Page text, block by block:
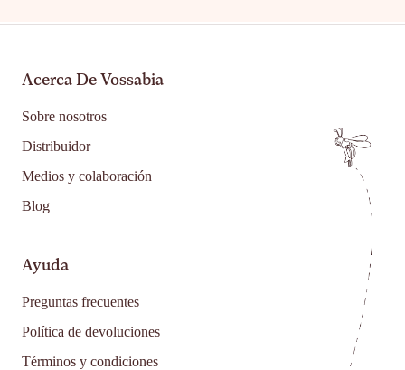
Acerca De Vossabia
Sobre nosotros
Distribuidor
Medios y colaboración
Blog
Ayuda
Preguntas frecuentes
Política de devoluciones
Términos y condiciones